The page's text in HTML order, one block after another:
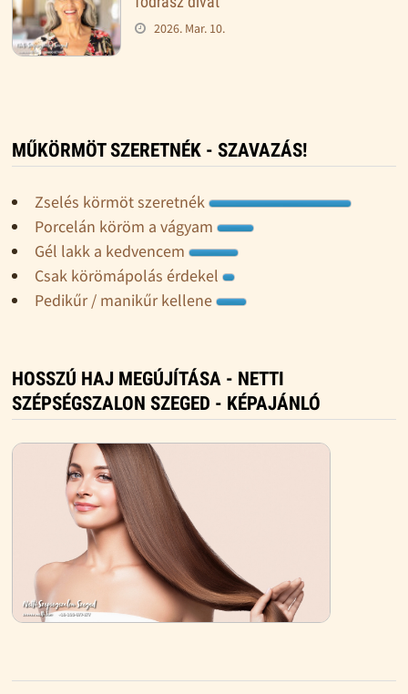
2026. Mar. 10.
MŰKÖRMÖT SZERETNÉK - SZAVAZÁS!
Zselés körmöt szeretnék
Porcelán köröm a vágyam
Gél lakk a kedvencem
Csak körömápolás érdekel
Pedikűr / manikűr kellene
HOSSZÚ HAJ MEGÚJÍTÁSA - NETTI
SZÉPSÉGSZALON SZEGED - KÉPAJÁNLÓ